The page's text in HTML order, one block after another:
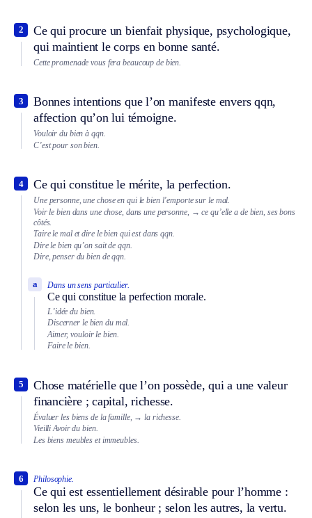
Ce qui procure un bienfait physique, psychologique,
qui maintient le corps en bonne santé.
2
Cette promenade vous fera beaucoup de bien.
Bonnes intentions que l’on manifeste envers qqn,
affection qu’on lui témoigne.
3
Vouloir du bien à qqn.
C’est pour son bien.
Ce qui constitue le mérite, la perfection.
4
Une personne, une chose en qui le bien l’emporte sur le mal.
Voir le bien dans une chose, dans une personne, → ce qu’elle a de bien, ses bons
côtés.
Taire le mal et dire le bien qui est dans qqn.
Dire le bien qu’on sait de qqn.
Dire, penser du bien de qqn.
Dans un sens particulier.
Ce qui constitue la perfection morale.
a
L’idée du bien.
Discerner le bien du mal.
Aimer, vouloir le bien.
Faire le bien.
Chose matérielle que l’on possède, qui a une valeur
financière ; capital, richesse.
5
Évaluer les biens de la famille, → la richesse.
Vieilli Avoir du bien.
Les biens meubles et immeubles.
Philosophie.
Ce qui est essentiellement désirable pour l’homme :
selon les uns, le bonheur ; selon les autres, la vertu.
6